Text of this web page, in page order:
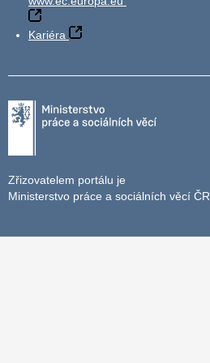
Kariéra
Zřizovatelem portálu je
Ministerstvo práce a sociálních věcí ČR